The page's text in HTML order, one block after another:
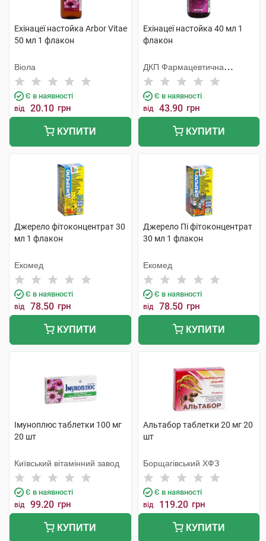
Ехінацеї настойка Arbor Vitae
50 мл 1 флакон
Віола
Є в наявності
від 20.10 грн
КУПИТИ
Ехінацеї настойка 40 мл 1
флакон
ДКП Фармацевтична
фабрика
Є в наявності
від 43.90 грн
КУПИТИ
Джерело фітоконцентрат 30
мл 1 флакон
Екомед
Є в наявності
від 78.50 грн
КУПИТИ
Джерело Пі фітоконцентрат
30 мл 1 флакон
Екомед
Є в наявності
від 78.50 грн
КУПИТИ
Імуноплюс таблетки 100 мг
20 шт
Київський вітамінний завод
Є в наявності
від 99.20 грн
КУПИТИ
Альтабор таблетки 20 мг 20
шт
Борщагівський ХФЗ
Є в наявності
від 119.20 грн
КУПИТИ